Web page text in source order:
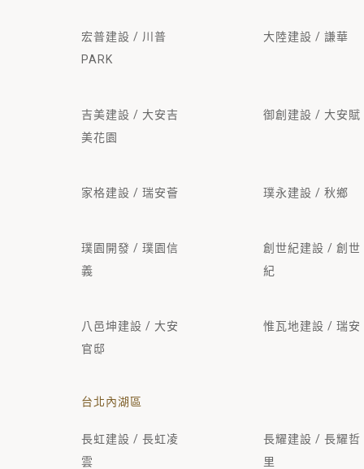
宏普建設 / 川普
PARK
大陸建設 / 謙華
吉美建設 / 大安吉
美花園
御創建設 / 大安賦
家格建設 / 瑞安薈 璞永建設 / 秋鄉
璞園開發 / 璞園信
義
創世紀建設 / 創世
紀
八邑坤建設 / 大安
官邸
惟瓦地建設 / 瑞安
台北內湖區
長虹建設 / 長虹凌
雲
長耀建設 / 長耀哲
里